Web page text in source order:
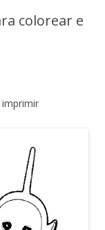
colorear e